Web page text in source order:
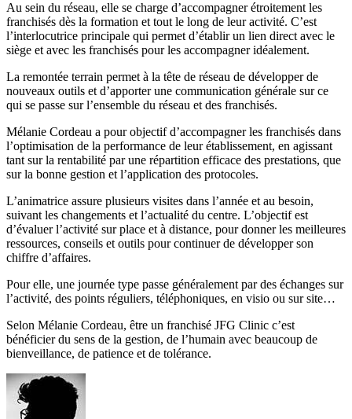
Au sein du réseau, elle se charge d’accompagner étroitement les
franchisés dès la formation et tout le long de leur activité. C’est
l’interlocutrice principale qui permet d’établir un lien direct avec le
siège et avec les franchisés pour les accompagner idéalement.
La remontée terrain permet à la tête de réseau de développer de
nouveaux outils et d’apporter une communication générale sur ce
qui se passe sur l’ensemble du réseau et des franchisés.
Mélanie Cordeau a pour objectif d’accompagner les franchisés dans
l’optimisation de la performance de leur établissement, en agissant
tant sur la rentabilité par une répartition efficace des prestations, que
sur la bonne gestion et l’application des protocoles.
L’animatrice assure plusieurs visites dans l’année et au besoin,
suivant les changements et l’actualité du centre. L’objectif est
d’évaluer l’activité sur place et à distance, pour donner les meilleures
ressources, conseils et outils pour continuer de développer son
chiffre d’affaires.
Pour elle, une journée type passe généralement par des échanges sur
l’activité, des points réguliers, téléphoniques, en visio ou sur site…
Selon Mélanie Cordeau, être un franchisé JFG Clinic c’est
bénéficier du sens de la gestion, de l’humain avec beaucoup de
bienveillance, de patience et de tolérance.